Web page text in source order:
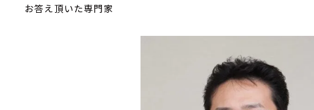
お答え頂いた専門家